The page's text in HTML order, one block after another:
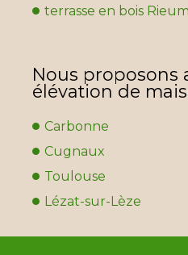
terrasse en bois
Nous proposons
élévation de
Carbonne
Cugnaux
Toulouse
Lézat-sur-Lèze